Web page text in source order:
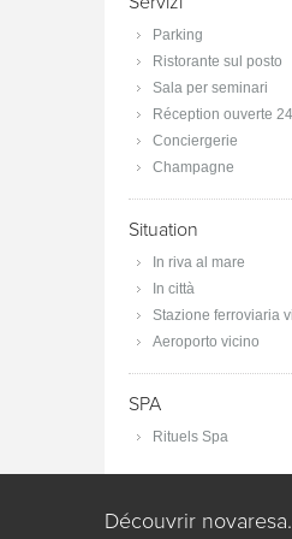
Parking
Ristorante sul posto
Sala per seminari
Réception ouverte
Conciergerie
Champagne
Situation
In riva al mare
In città
Stazione ferroviaria
Aeroporto vicino
SPA
Rituels Spa
Découvrir